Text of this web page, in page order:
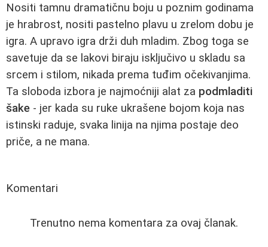
Nositi tamnu dramatičnu boju u poznim godinama
je hrabrost, nositi pastelno plavu u zrelom dobu je
igra. A upravo igra drži duh mladim. Zbog toga se
savetuje da se lakovi biraju isključivo u skladu sa
srcem i stilom, nikada prema tuđim očekivanjima.
Ta sloboda izbora je najmoćniji alat za podmladiti
šake - jer kada su ruke ukrašene bojom koja nas
istinski raduje, svaka linija na njima postaje deo
priče, a ne mana.
Komentari
Trenutno nema komentara za ovaj članak.